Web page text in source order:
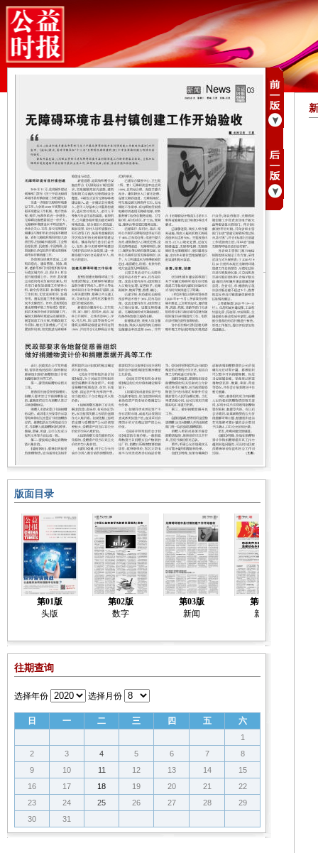
版面目录
第01版
头版
第02版
数字
第03版
新闻
第04版
新闻
往期查询
选择年份 选择月份
日 一 二 三 四 五 六
1
2
3 4 5 6 7
8
9
10 11 12 13 14
15
16
17 18 19 20 21
22
23
24 25 26 27 28
29
30
31